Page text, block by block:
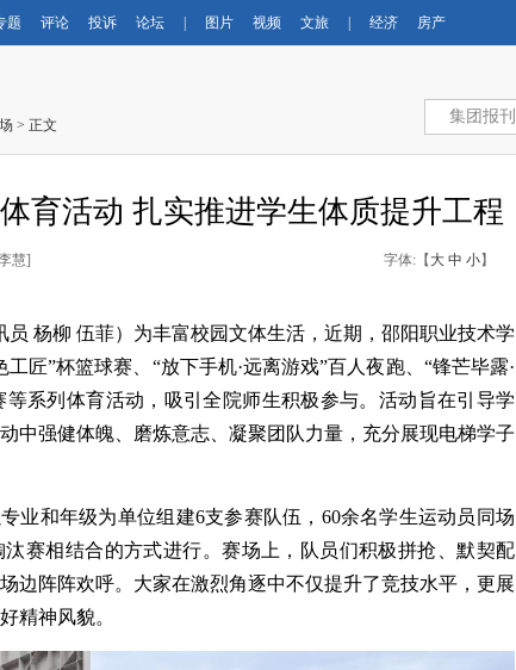
题 评论 投诉 论坛 图片 视频 文旅 经济 房产
> 正文 集团报刊
育活动 扎实推进学生体质提升工程
慧] 字体:【 大 中 小】
员 杨柳 伍菲）为丰富校园文体生活，近期，邵阳职业技术学
匠”杯篮球赛、“放下手机·远离游戏”百人夜跑、“锋芒毕露·
等系列体育活动，吸引全院师生积极参与。活动旨在引导学
中强健体魄、磨炼意志、凝聚团队力量，充分展现电梯学子
业和年级为单位组建6支参赛队伍，60余名学生运动员同场
赛相结合的方式进行。赛场上，队员们积极拼抢、默契配
边阵阵欢呼。大家在激烈角逐中不仅提升了竞技水平，更展
精神风貌。